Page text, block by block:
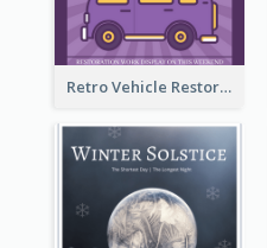
Retro Vehicle Restoration Instagram Post